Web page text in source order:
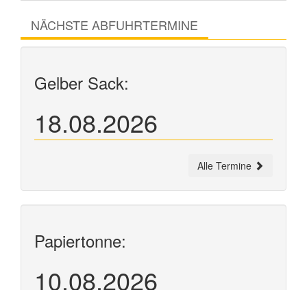
NÄCHSTE ABFUHRTERMINE
Gelber Sack:
18.08.2026
Alle Termine
Papiertonne:
10.08.2026